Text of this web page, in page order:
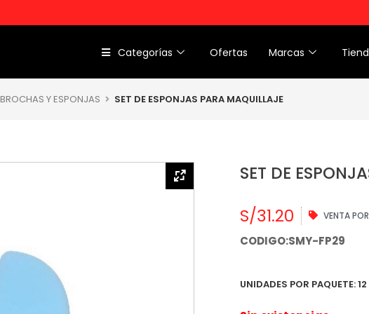
Categorías Ofertas Marcas
BROCHAS Y ESPONJAS SET DE ESPONJAS PARA MAQUILLAJE
SET DE
S/31.20 VENTA
CODIGO:SMY-FP29
UNIDADES POR PAQUETE: 12